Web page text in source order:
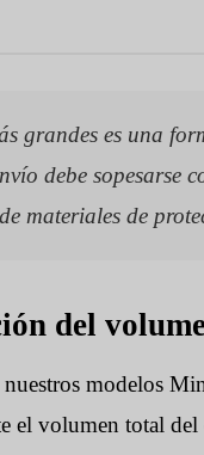
grandes es una
debe sopesarse
materiales de
del
modelos
el volumen total